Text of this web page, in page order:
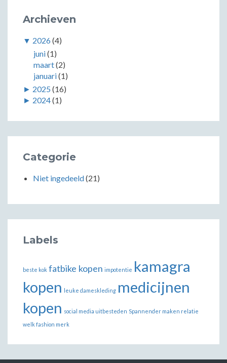
Archieven
▼ 2026(4)
juni(1)
maart(2)
januari(1)
► 2025 (16)
► 2024(1)
Categorie
Niet ingedeeld(21)
Labels
beste kok fatbike kopen impotentie kamagra
kopen leuke dameskleding medicijnen
kopen social media uitbesteden Spannender maken relatie
welk fashion merk